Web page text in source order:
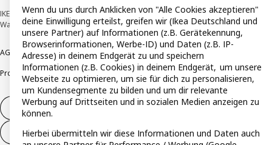
IKEA Deutschland GmbH & Co. KG - Am Wandersmann 2-4, 65719 Hofheim-
Wallau © Inter IKEA Systems B.V. 1999-2026
AGB Barrierefreiheit Cookie-RichtlinieDatenschutzerklärungImpressum
ProduktrückrufeResponsible DisclosureVertrauensstelle
Vertrag widerrufen
Vertrag widerrufen (Services & Leistungen)
Wenn du uns durch Anklicken von "Alle Cookies akzeptieren"
deine Einwilligung erteilst, greifen wir (Ikea Deutschland und
unsere Partner) auf Informationen (z.B. Gerätekennung,
Browserinformationen, Werbe-ID) und Daten (z.B. IP-
Adresse) in deinem Endgerät zu und speichern
Informationen (z.B. Cookies) in deinem Endgerät, um unsere
Webseite zu optimieren, um sie für dich zu personalisieren,
um Kundensegmente zu bilden und um dir relevante
Werbung auf Drittseiten und in sozialen Medien anzeigen zu
können.
Hierbei übermitteln wir diese Informationen und Daten auch